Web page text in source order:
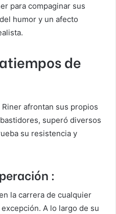
para compaginar sus
humor y un afecto
de
afrontan sus propios
superó diversos
su resistencia y
:
la carrera de cualquier
A lo largo de su